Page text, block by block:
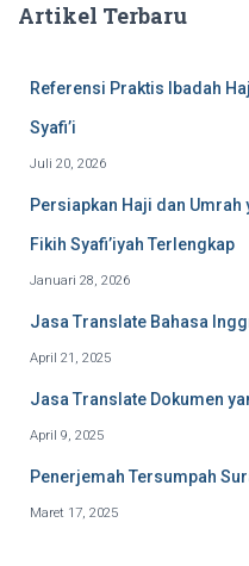
Artikel Terbaru
Referensi Praktis Ibadah
Syafi’i
Juli 20, 2026
Persiapkan Haji dan
Fikih Syafi’iyah Terlengkap
Januari 28, 2026
Jasa Translate Bahasa
April 21, 2025
Jasa Translate Dokumen
April 9, 2025
Penerjemah Tersumpah
Maret 17, 2025